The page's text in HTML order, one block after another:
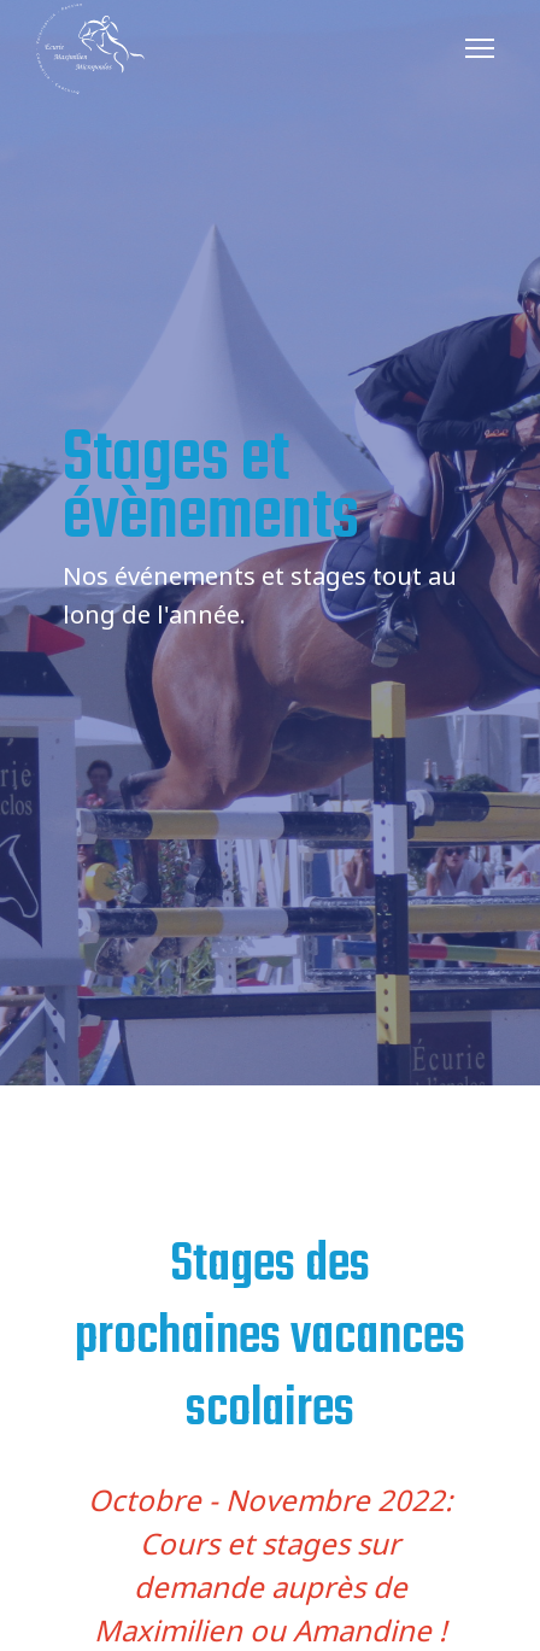
Stages et
évènements
Nos événements et stages tout au
long de l'année.
Stages des
prochaines vacances
scolaires
Octobre - Novembre 2022:
Cours et stages sur
demande auprès de
Maximilien ou Amandine !